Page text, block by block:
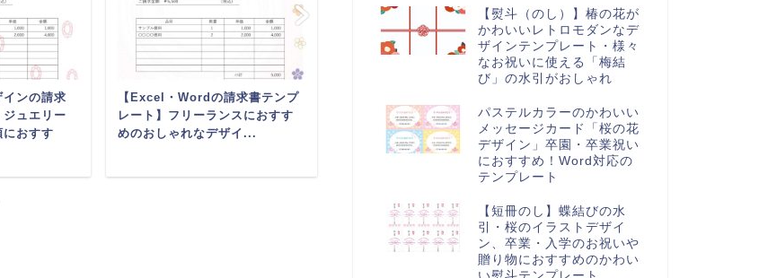
ンの請求
ュエリー
におすす
【Excel・Wordの請求書テンプ
レート】フリーランスにおすす
めのおしゃれなデザイ...
請求書♪イラスト入りの書類テン
プレート・自動計算で簡単作...
書！アクセサリー・ジュエリー
ショップの発行書類におすす
め...
【熨斗（のし）】椿の花が
かわいいレトロモダンなデ
ザインテンプレート・様々
なお祝いに使える「梅結
び」の水引がおしゃれ
パステルカラーのかわいい
メッセージカード「桜の花
デザイン」卒園・卒業祝い
におすすめ！Word対応の
テンプレート
【短冊のし】蝶結びの水
引・桜のイラストデザイ
ン、卒業・入学のお祝いや
贈り物におすすめのかわい